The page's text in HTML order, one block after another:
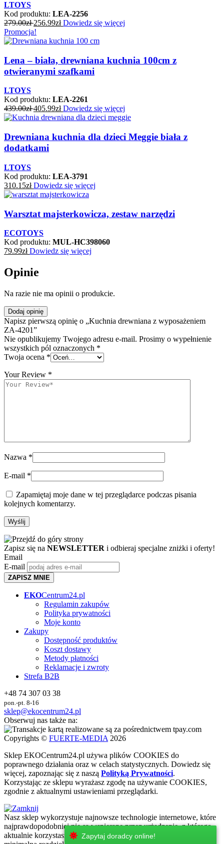
LTOYS
Kod produktu: LEA-2256
279.00zł 256.99zł Dowiedz się więcej
Promocja!
Lena – biała, drewniana kuchnia 100cm z
otwieranymi szafkami
LTOYS
Kod produktu: LEA-2261
439.00zł 405.99zł Dowiedz się więcej
Drewniana kuchnia dla dzieci Meggie biała z
dodatkami
LTOYS
Kod produktu: LEA-3791
310.15zł Dowiedz się więcej
Warsztat majsterkowicza, zestaw narzędzi
ECOTOYS
Kod produktu: MUL-HC398060
79.99zł Dowiedz się więcej
Opinie
Na razie nie ma opinii o produkcie.
Dodaj opinię
Napisz pierwszą opinię o „Kuchnia drewniana z wyposażeniem
ZA-4201”
Nie opublikujemy Twojego adresu e-mail. Prosimy o wypełnienie
wszystkich pól oznaczonych *
Twoja ocena *
Your Review *
Nazwa *
E-mail *
Zapamiętaj moje dane w tej przeglądarce podczas pisania
kolejnych komentarzy.
Zapisz się na NEWSLETTER i odbieraj specjalne zniżki i oferty!
Email
E-mail
ZAPISZ MNIE
EKOCentrum24.pl
Regulamin zakupów
Polityka prywatności
Moje konto
Zakupy
Dostępność produktów
Koszt dostawy
Metody płatności
Reklamacje i zwroty
Strefa B2B
+48 74 307 03 38
pon.-pt. 8-16
sklep@ekocentrum24.pl
Obserwuj nas także na:
Copyrights © FUERTE-MEDIA 2026
Sklep EKOCentrum24.pl używa plików COOKIES do
poprawnego działania oraz w celach statystycznych. Dowiedz się
więcej, zapoznając się z naszą Polityką Prywatności.
Korzystając ze sklepu wyrażasz zgodę na używanie COOKIES,
zgodnie z aktualnymi ustawieniami przeglądarki.
Nasz sklep wykorzystuje najnowsze technologie internetowe, które
najprawdopodobniej nie są wspierane przez urżadzenie, z którego
aktualnie korzystasz. Zachęcamy do korzystania z urzadzeń z
Zapytaj doradcy online!